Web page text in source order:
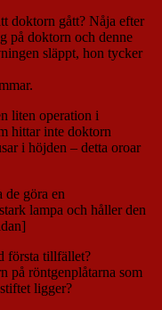
doktorn gått? Nåja efter
på doktorn och denne
släppt, hon tycker
liten operation i
hittar inte doktorn
i höjden – detta oroar
de göra en
lampa och håller den
första tillfället?
på röntgenplåtarna som
ligger?